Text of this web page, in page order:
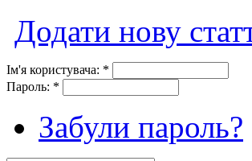
Додати нову
Ім'я користувача: *
Пароль: *
Забули пароль?